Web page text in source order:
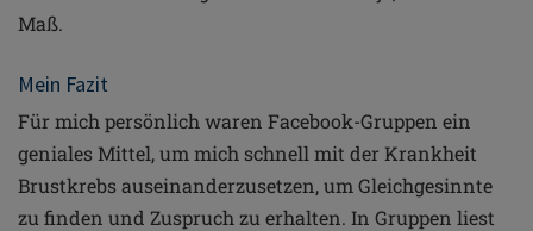
Maß.
Mein Fazit
Für mich persönlich waren Facebook-Gruppen ein
geniales Mittel, um mich schnell mit der Krankheit
Brustkrebs auseinanderzusetzen, um Gleichgesinnte
zu finden und Zuspruch zu erhalten. In Gruppen liest